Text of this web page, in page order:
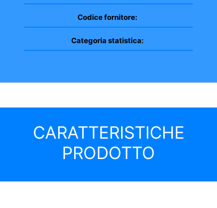
Codice fornitore:
Categoria statistica:
CARATTERISTICHE
PRODOTTO